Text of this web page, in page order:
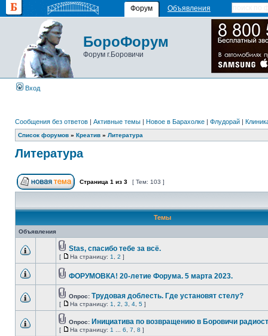
Форум Объявления
БороФорум
Форум г.Боровичи
Вход
Сообщения без ответов | Активные темы | Новое в Барахолке | Флудорай |
Список форумов » Креатив » Литература
Литература
Страница 1 из 3 [ Тем: 103 ]
Темы
Объявления
Stas, спасибо тебе за всё.
[ На страницу: 1 2 ]
ФОРУМОВКА! 20-летие Форума. 5 марта 2023.
Опрос: Трудовая доблесть. Где установят стелу?
[ На страницу: 1 2 3 4 5 ]
Опрос: Инициатива по возвращению в Боровичи
[ На страницу: 1 6 7 8 ]